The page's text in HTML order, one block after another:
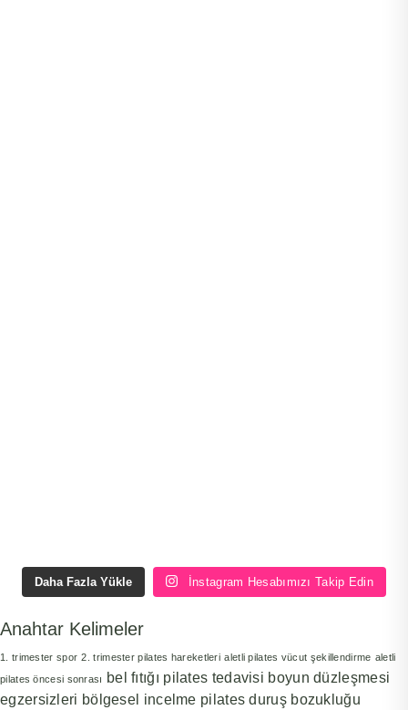
Daha Fazla Yükle İnstagram Hesabımızı Takip Edin
Anahtar Kelimeler
1. trimester spor 2. trimester pilates hareketleri aletli pilates vücut şekillendirme aletli
pilates öncesi sonrası bel fıtığı pilates tedavisi boyun düzleşmesi
egzersizleri bölgesel incelme pilates duruş bozukluğu